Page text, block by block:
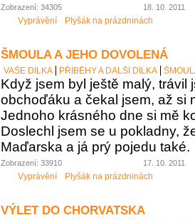
Zobrazení: 34305 18. 10. 2011
Vyprávění Plyšák na prázdninách
ŠMOULA A JEHO DOVOLENÁ
VAŠE DÍLKA PŘÍBĚHY A DALŠÍ DÍLKA
Když jsem byl ještě malý, trávil
obchoďáku a čekal jsem, až si
Jednoho krásného dne si mě
Doslechl jsem se u pokladny,
Maďarska a já prý pojedu také.
Zobrazení: 33910 17. 10. 2011
Vyprávění Plyšák na prázdninách
VÝLET DO CHORVATSKA